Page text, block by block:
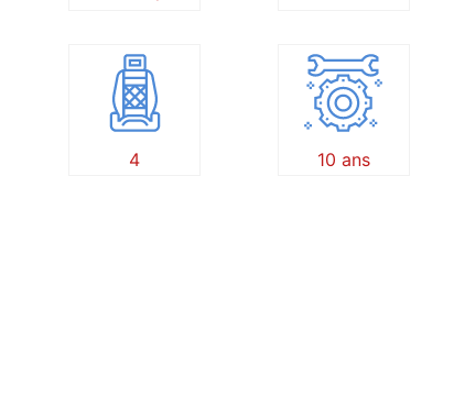
4 10 ans